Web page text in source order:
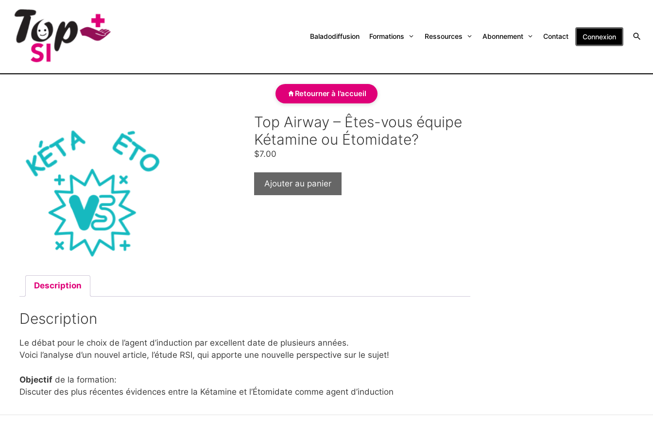
Baladodiffusion Formations Ressources Abonnement Contact Connexion
Retourner à l'accueil
Top Airway – Êtes-vous équipe
Kétamine ou Étomidate?
$7.00
Ajouter au panier
Description
Description
Le débat pour le choix de l’agent d’induction par excellent date de plusieurs années.
Voici l’analyse d’un nouvel article, l’étude RSI, qui apporte une nouvelle perspective sur le sujet!
Objectif de la formation:
Discuter des plus récentes évidences entre la Kétamine et l’Étomidate comme agent d’induction